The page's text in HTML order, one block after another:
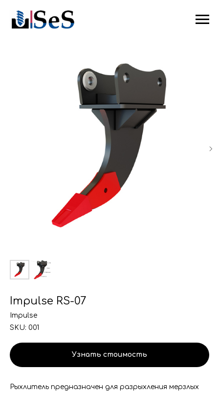
Impulse RS-07
Impulse
SKU: 001
Узнать стоимость
Рыхлитель предназначен для разрыхления мерзлых